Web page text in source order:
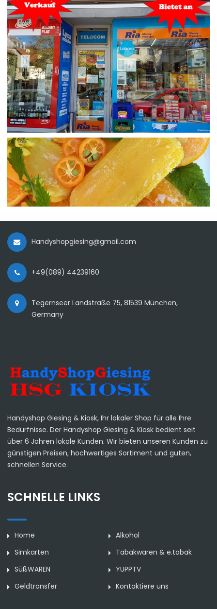
Handyshopgiesing@gmail.com
+49(089) 44239160
Tegernseer Landstraße 75, 81539 München,
Germany
Handyshop Giesing & Kiosk, Ihr lokaler Shop für alle Ihre
Bedürfnisse. Der Handyshop Giesing & Kiosk bedient seit
über 6 Jahren lokale Kunden. Wir bieten unseren Kunden zu
günstigen Preisen, hochwertiges Sortiment und guten,
schnellen Service.
SCHNELLE LINKS
Home
Alkohol
Simkarten
Tabakwaren & e.tabak
SüßWAREN
YUPPTV
Geldtransfer
Kontaktiere uns